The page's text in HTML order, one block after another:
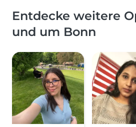
Entdecke weitere
und um Bonn